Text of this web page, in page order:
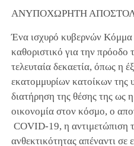
ΑΝΥΠΟΧΩΡΗΤΗ
Ένα ισχυρό κυβερνών Κόμμα
καθοριστικό για την πρόοδο
τελευταία δεκαετία, όπως η
εκατομμυρίων κατοίκων της
διατήρηση της θέσης της ως
οικονομία στον κόσμο, ο
COVID-19, η αντιμετώπιση
ανθεκτικότητας απέναντι σε